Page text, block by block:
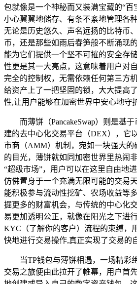
包就像是一个神秘而又装满宝藏的“百
小心翼翼地储存、有条不紊地管理各
无论是历史悠久、声名远扬的比特币
币，还是那些如雨后春笋般不断涌现
能为它们提供一个坚不可摧的安全存
性更是其一大亮点，这意味着用户对
完全的控制权，无需依赖任何第三方
给资产上了一把坚固的锁，大大提高
性,让用户能够在加密世界中安心地守
而薄饼（PancakeSwap）则是基
建的去中心化交易平台（DEX），它
市商（AMM）机制，宛如一块强大的
的目光，薄饼就如同加密世界里热闹
“超级市场”，用户可以在这里自由地
仿佛置身于一个充满无限可能的交易
能积极参与流动性挖矿、农场收益等
掘更多的财富机会，与传统的中心化
易更加透明公正，就像在阳光之下进
KYC（了解你的客户）流程的束缚，
快地进行交易操作,真正实现了交易的
当TP钱包与薄饼相遇，一场精彩
交易之旅便由此拉开了帷幕，用户首